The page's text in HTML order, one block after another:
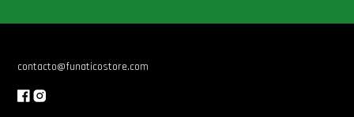
contacto@funaticostore.com